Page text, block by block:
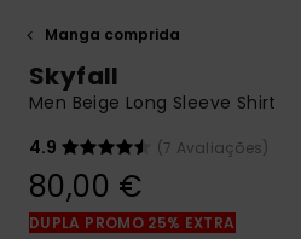
respostas
para as
frequentes e o
DESEJO
Manga comprida
Skyfall
Men Beige Long Sleeve Shirt
4.9
(7 Avaliações)
80,00 €
DUPLA PROMO 25% EXTRA